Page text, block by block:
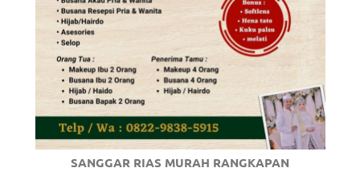
https://www.stockswatches.com
anchor
https://
check
this
SANGGAR RIAS MURAH RANGKAPAN